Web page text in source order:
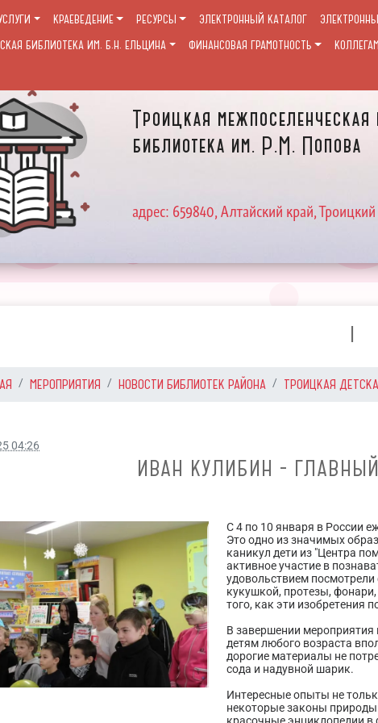
Троицкая межпоселенческая
библиотека им. Р.М. Попова
адрес: 659840, Алтайский край,
КРАЕВЕДЕНИЕ РЕСУРСЫ ЭЛЕКТРОННЫЙ КАТАЛОГ
БИБЛИОТЕКА ИМ. Б.Н. ЕЛЬЦИНА ФИНАНСОВАЯ ГРАМОТНОСТЬ КОЛЛЕГАМ
I
МЕРОПРИЯТИЯ НОВОСТИ БИБЛИОТЕК РАЙОНА ТРОИЦКАЯ
04:26
ИВАН КУЛИБИН -
С 4 по 10 января в России
Это одно из значимых
каникул дети из "Центра
активное участие в
удовольствием
кукушкой, протезы,
того, как эти изобретения
В завершении мероприятия
детям любого возраста
дорогие материалы не
сода и надувной шарик.
Интересные опыты не
некоторые законы